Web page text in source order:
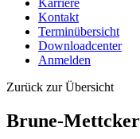
Karriere
Kontakt
Terminübersicht
Downloadcenter
Anmelden
Zurück zur Übersicht
Brune-